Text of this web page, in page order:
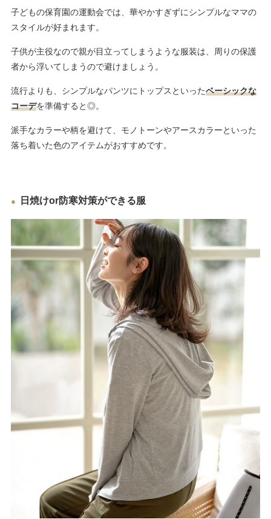
子どもの保育園の運動会では、華やかすぎずにシンプルなママの
スタイルが好まれます。
子供が主役なので親が目立ってしまうような服装は、周りの保護
者から浮いてしまうので避けましょう。
流行よりも、シンプルなパンツにトップスといったベーシックな
コーデを準備すると◎。
派手なカラーや柄を避けて、モノトーンやアースカラーといった
落ち着いた色のアイテムがおすすめです。
日焼けor防寒対策ができる服